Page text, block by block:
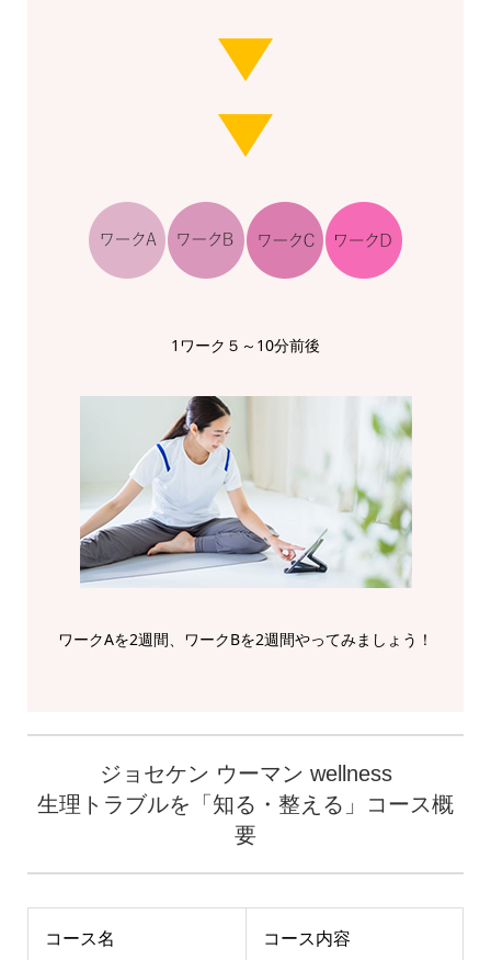
1ワーク５～10分前後
ワークAを2週間、ワークBを2週間やってみましょう！
ジョセケン ウーマン wellness
生理トラブルを「知る・整える」コース概
要
コース名 コース内容